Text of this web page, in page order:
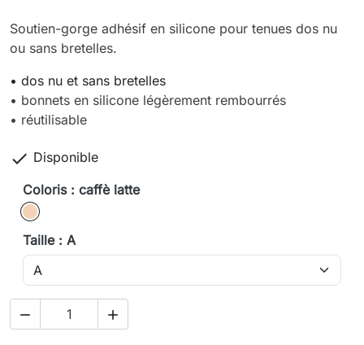
Soutien-gorge adhésif en silicone pour tenues dos nu
ou sans bretelles.
• dos nu et sans bretelles
• bonnets en silicone légèrement rembourrés
• réutilisable
 Disponible
Coloris : caffè latte
caffè latte
Taille : A
 